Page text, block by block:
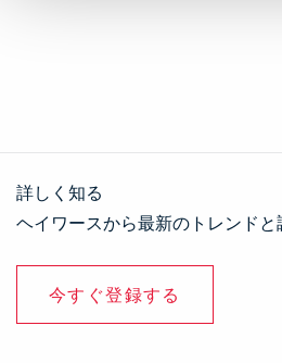
詳しく知る
ヘイワースから最新のトレンド
今すぐ登録する